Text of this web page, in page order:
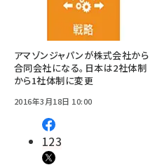
アマゾンジャパンが株式会社から
合同会社になる。日本は2社体制
から1社体制に変更
2016年3月18日 10:00
123